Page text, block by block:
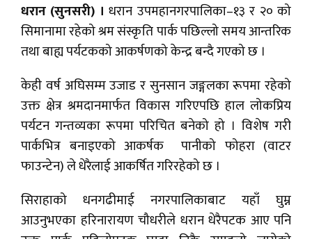
धरान (सुनसरी) ।धरान उपमहानगरपालिका–१३ र २० को
सिमानामा रहेको श्रम संस्कृति पार्क पछिल्लो समय आन्तरिक
तथा बाह्य पर्यटकको आकर्षणको केन्द्र बन्दै गएको छ ।
केही वर्ष अघिसम्म उजाड र सुनसान जङ्गलका रूपमा रहेको
उक्त क्षेत्र श्रमदानमार्फत विकास गरिएपछि हाल लोकप्रिय
पर्यटन गन्तव्यका रूपमा परिचित बनेको हो । विशेष गरी
पार्कभित्र बनाइएको आकर्षक पानीको फोहरा (वाटर
फाउन्टेन) ले धेरैलाई आकर्षित गरिरहेको छ ।
सिराहाको धनगढीमाई नगरपालिकाबाट यहाँ घुम्न
आउनुभएका हरिनारायण चौधरीले धरान धेरैपटक आए पनि